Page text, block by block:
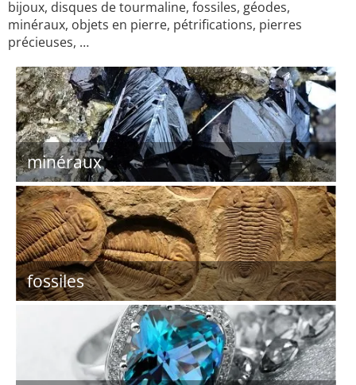
bijoux, disques de tourmaline, fossiles, géodes,
minéraux, objets en pierre, pétrifications, pierres
précieuses, …
minéraux
fossiles